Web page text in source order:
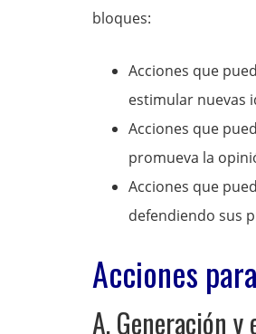
bloques:
Acciones que
estimular nuevas
Acciones que
promueva la
Acciones que
defendiendo sus
Acciones
A. Generación